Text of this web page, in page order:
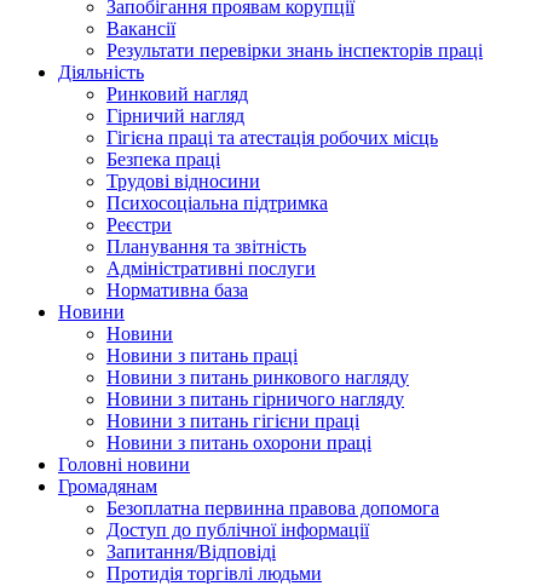
Запобігання проявам корупції
Вакансії
Результати перевірки знань інспекторів праці
Діяльність
Ринковий нагляд
Гірничий нагляд
Гігієна праці та атестація робочих місць
Безпека праці
Трудові відносини
Психосоціальна підтримка
Реєстри
Планування та звітність
Адміністративні послуги
Нормативна база
Новини
Новини
Новини з питань праці
Новини з питань ринкового нагляду
Новини з питань гірничого нагляду
Новини з питань гігієни праці
Новини з питань охорони праці
Головні новини
Громадянам
Безоплатна первинна правова допомога
Доступ до публічної інформації
Запитання/Відповіді
Протидія торгівлі людьми